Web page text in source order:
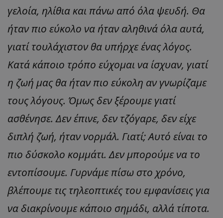
γελοία, ηλίθια και πάνω από όλα ψευδή. Θα
ήταν πιο εύκολο να ήταν αληθινά όλα αυτά,
γιατί τουλάχιστον θα υπήρχε ένας λόγος.
Κατά κάποιο τρόπο εύχομαι να ίσχυαν, γιατί
η ζωή μας θα ήταν πιο εύκολη αν γνωρίζαμε
τους λόγους. Όμως δεν ξέρουμε γιατί
ασθένησε. Δεν έπινε, δεν τζόγαρε, δεν είχε
διπλή ζωή, ήταν νορμάλ. Γιατί; Αυτό είναι το
πιο δύσκολο κομμάτι. Δεν μπορούμε να το
εντοπίσουμε. Γυρνάμε πίσω στο χρόνο,
βλέπουμε τις τηλεοπτικές του εμφανίσεις για
να διακρίνουμε κάποιο σημάδι, αλλά τίποτα.